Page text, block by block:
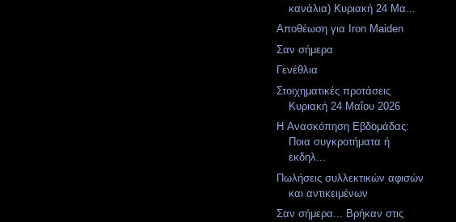
κανάλια) Κυριακή 24 Μα...
Αποθέωση για Iron Maiden
Σαν σήμερα
Γενέθλια
Στοιχηματικές προτάσεις
Κυριακή 24 Μαΐου 2026
H Ανασκόπηση Εβδομάδας:
Ποια συγκροτήματα ή
εκδηλ...
Πωλήσεις συλλεκτικών αφισών
και αντικειμένων
Σαν σήμερα... Βρήκαν στις